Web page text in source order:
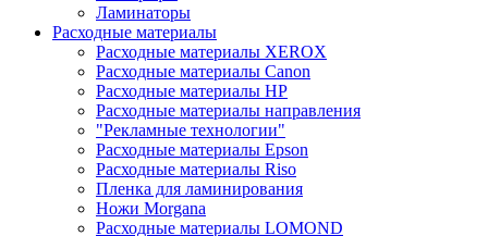
Ламинаторы
Расходные материалы
Расходные материалы XEROX
Расходные материалы Canon
Расходные материалы HP
Расходные материалы направления
"Рекламные технологии"
Расходные материалы Epson
Расходные материалы Riso
Пленка для ламинирования
Ножи Morgana
Расходные материалы LOMOND